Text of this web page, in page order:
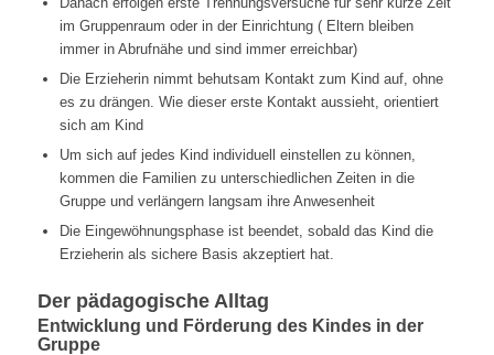
im Gruppenraum oder in der Einrichtung ( Eltern bleiben
immer in Abrufnähe und sind immer erreichbar)
Die Erzieherin nimmt behutsam Kontakt zum Kind auf, ohne
es zu drängen. Wie dieser erste Kontakt aussieht, orientiert
sich am Kind
Um sich auf jedes Kind individuell einstellen zu können,
kommen die Familien zu unterschiedlichen Zeiten in die
Gruppe und verlängern langsam ihre Anwesenheit
Die Eingewöhnungsphase ist beendet, sobald das Kind die
Erzieherin als sichere Basis akzeptiert hat.
Der pädagogische Alltag
Entwicklung und Förderung des Kindes in der
Gruppe